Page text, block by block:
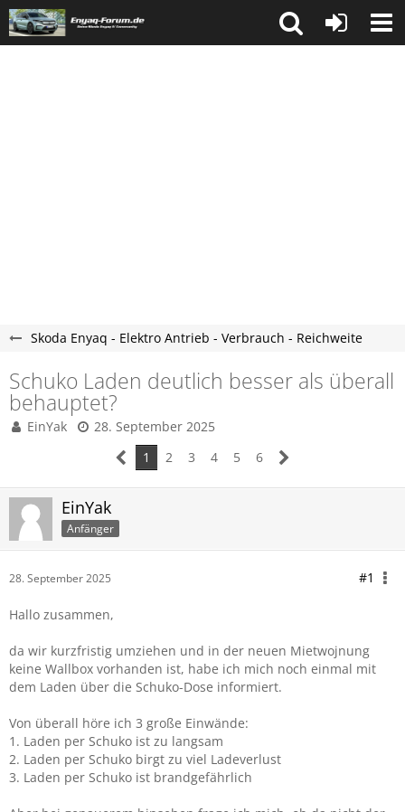
Skoda Enyaq - Elektro Antrieb - Verbrauch - Reichweite
Schuko Laden deutlich besser als überall
behauptet?
EinYak
28. September 2025
1
2 3 4 5 6
EinYak
Anfänger
28. September 2025 #1
Hallo zusammen,
da wir kurzfristig umziehen und in der neuen Mietwojnung
keine Wallbox vorhanden ist, habe ich mich noch einmal mit
dem Laden über die Schuko-Dose informiert.
Von überall höre ich 3 große Einwände:
1. Laden per Schuko ist zu langsam
2. Laden per Schuko birgt zu viel Ladeverlust
3. Laden per Schuko ist brandgefährlich